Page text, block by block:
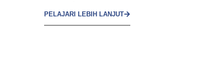
PELAJARI LEBIH LANJUT